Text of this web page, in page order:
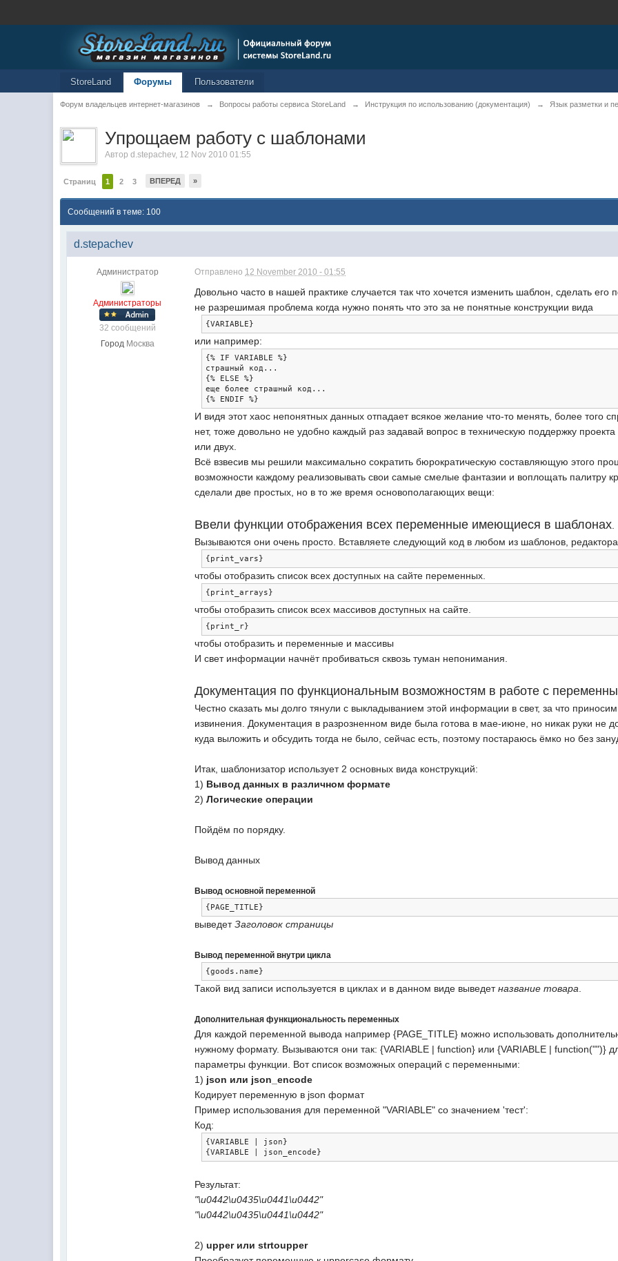
StoreLand Форумы Пользователи
Форум владельцев интернет-магазинов → Вопросы работы сервиса StoreLand → Инструкция по использованию (документация) → Язык разметки и
Упрощаем работу с шаблонами
Авторd.stepachev, 12 Nov 2010 01:55
Страниц 1 2 3 ВПЕРЕД »
Сообщений в теме: 100
d.stepachev
Администратор
Администраторы
32 сообщений
Город Москва
Отправлено 12 November 2010 - 01:55
Довольно часто в нашей практике случается так что хочется изменить шаблон, сделать
не разрешимая проблема когда нужно понять что это за не понятные конструкции вида
{VARIABLE}
или например:
{% IF VARIABLE %}
страшный
код...
{% ELSE %}
еще
более страшный
код...
{% ENDIF %}
И видя этот хаос непонятных данных отпадает всякое желание что-то менять, более того
нет, тоже довольно не удобно каждый раз задавай вопрос в техническую поддержку
или двух.
Всё взвесив мы решили максимально сократить бюрократическую составляющую этого
возможности каждому реализовывать свои самые смелые фантазии и воплощать палитру
сделали две простых, но в то же время основополагающих вещи:
Ввели функции отображения всех переменные имеющиеся в шаблонах
Вызываются они очень просто. Вставляете следующий код в любом из шаблонов,
{print_vars}
чтобы отобразить список всех доступных на сайте переменных.
{print_arrays}
чтобы отобразить список всех массивов доступных на сайте.
{print_r}
чтобы отобразить и переменные и массивы
И свет информации начнёт пробиваться сквозь туман непонимания.
Документация по функциональным возможностям в работе с
Честно сказать мы долго тянули с выкладыванием этой информации в свет, за что
извинения. Документация в разрозненном виде была готова в мае-июне, но никак руки не
куда выложить и обсудить тогда не было, сейчас есть, поэтому постараюсь ёмко но без
Итак, шаблонизатор использует 2 основных вида конструкций:
1) Вывод данных в различном формате
2)Логические операции
Пойдём по порядку.
Вывод данных
Вывод основной переменной
{PAGE_TITLE}
выведетЗаголовок страницы
Вывод переменной внутри цикла
{goods . name}
Такой вид записи используется в циклах и в данном виде выведетназвание товара
Дополнительная функциональность переменных
Для каждой переменной вывода например {PAGE_TITLE} можно использовать
нужному формату. Вызываются они так: {VARIABLE | function} или {VARIABLE | function("")}
параметры функции. Вот список возможных операций с переменными:
1) json или json_encode
Кодирует переменную в json формат
Пример использования для переменной "VARIABLE" со значением 'тест':
Код:
{VARIABLE json}
{VARIABLE json_encode}
Результат:
"\u0442\u0435\u0441\u0442"
"\u0442\u0435\u0441\u0442"
2)upper или strtoupper